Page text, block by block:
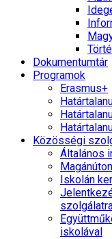
Dokumentumtár
Programok
Erasmus+
Közösségi
Általános
Iskolán
iskolával